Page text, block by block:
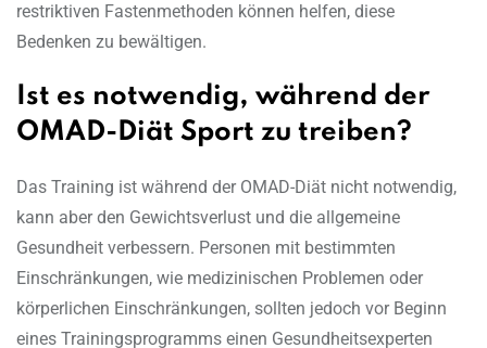
restriktiven Fastenmethoden können helfen, diese
Bedenken zu bewältigen.
Ist es notwendig, während der
OMAD-Diät Sport zu treiben?
Das Training ist während der OMAD-Diät nicht notwendig,
kann aber den Gewichtsverlust und die allgemeine
Gesundheit verbessern. Personen mit bestimmten
Einschränkungen, wie medizinischen Problemen oder
körperlichen Einschränkungen, sollten jedoch vor Beginn
eines Trainingsprogramms einen Gesundheitsexperten